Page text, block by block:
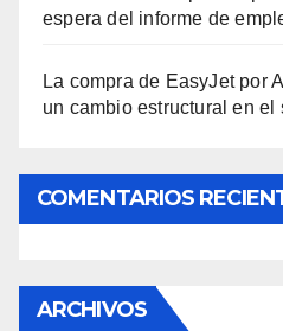
espera del informe de
La compra de EasyJet por
un cambio estructural en el
COMENTARIOS
ARCHIVOS